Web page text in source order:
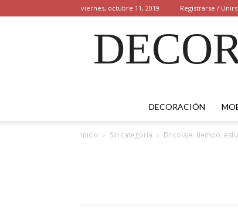
viernes, octubre 11, 2019 Registrarse /
DECORACIÓN
Inicio Sin categoría Bricolaje: tiempo,